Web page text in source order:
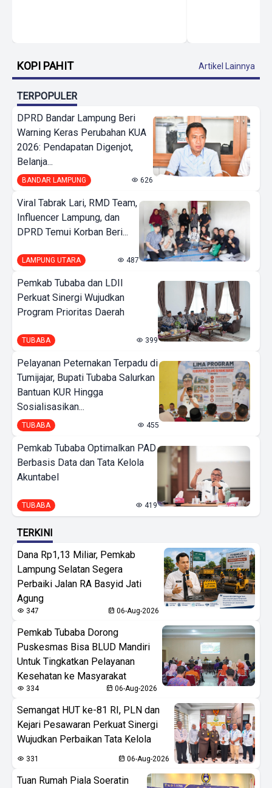
KOPI PAHIT Artikel Lainnya
TERPOPULER
DPRD Bandar Lampung Beri
Warning Keras Perubahan KUA
2026: Pendapatan Digenjot,
Belanja...
BANDAR LAMPUNG 626
Viral Tabrak Lari, RMD Team,
Influencer Lampung, dan
DPRD Temui Korban Beri...
LAMPUNG UTARA 487
Pemkab Tubaba dan LDII
Perkuat Sinergi Wujudkan
Program Prioritas Daerah
TUBABA 399
Pelayanan Peternakan Terpadu di
Tumijajar, Bupati Tubaba Salurkan
Bantuan KUR Hingga
Sosialisasikan...
TUBABA 455
Pemkab Tubaba Optimalkan PAD
Berbasis Data dan Tata Kelola
Akuntabel
TUBABA 419
TERKINI
Dana Rp1,13 Miliar, Pemkab
Lampung Selatan Segera
Perbaiki Jalan RA Basyid Jati
Agung
347 06-Aug-2026
Pemkab Tubaba Dorong
Puskesmas Bisa BLUD Mandiri
Untuk Tingkatkan Pelayanan
Kesehatan ke Masyarakat
334 06-Aug-2026
Semangat HUT ke-81 RI, PLN dan
Kejari Pesawaran Perkuat Sinergi
Wujudkan Perbaikan Tata Kelola
331 06-Aug-2026
Tuan Rumah Piala Soeratin